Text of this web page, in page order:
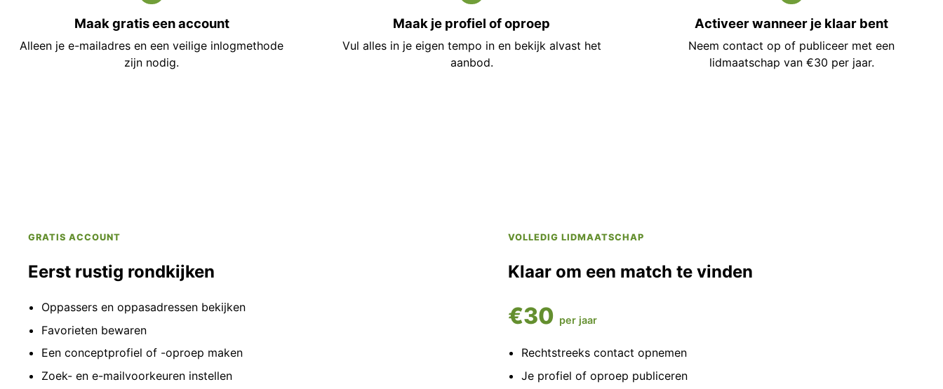
Maak gratis een account
Alleen je e-mailadres en een veilige inlogmethode
zijn nodig.
Maak je profiel of oproep
Vul alles in je eigen tempo in en bekijk alvast het
aanbod.
Activeer wanneer je klaar bent
Neem contact op of publiceer met een
lidmaatschap van €30 per jaar.
GRATIS ACCOUNT
Eerst rustig rondkijken
Oppassers en oppasadressen bekijken
Favorieten bewaren
Een conceptprofiel of -oproep maken
Zoek- en e-mailvoorkeuren instellen
VOLLEDIG LIDMAATSCHAP
Klaar om een match te vinden
€30 per jaar
Rechtstreeks contact opnemen
Je profiel of oproep publiceren